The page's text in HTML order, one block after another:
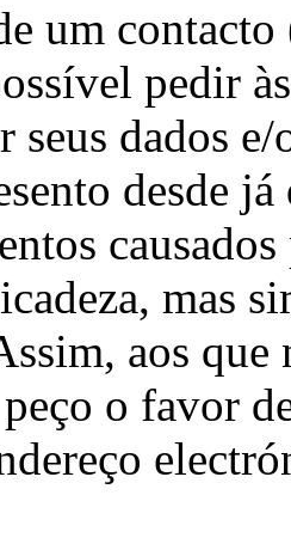
um
pedir
seus dados
desde
mas
aos
o favor